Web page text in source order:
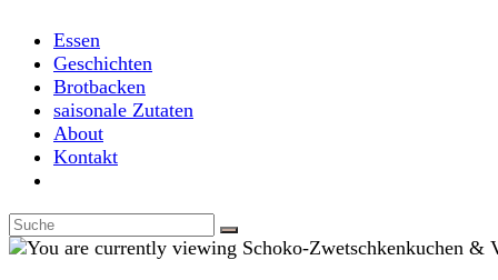
Essen
Geschichten
Brotbacken
saisonale Zutaten
About
Kontakt
search